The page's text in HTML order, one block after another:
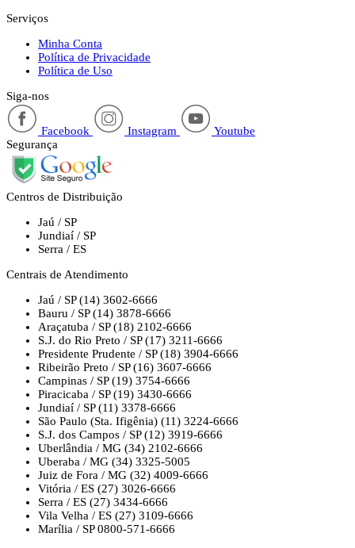
Serviços
Minha Conta
Política de Privacidade
Política de Uso
Siga-nos
Facebook Instagram
Youtube
Segurança
Centros de Distribuição
Jaú / SP
Jundiaí / SP
Serra / ES
Centrais de Atendimento
Jaú / SP (14) 3602-6666
Bauru / SP (14) 3878-6666
Araçatuba / SP (18) 2102-6666
S.J. do Rio Preto / SP (17) 3211-6666
Presidente Prudente / SP (18) 3904-6666
Ribeirão Preto / SP (16) 3607-6666
Campinas / SP (19) 3754-6666
Piracicaba / SP (19) 3430-6666
Jundiaí / SP (11) 3378-6666
São Paulo (Sta. Ifigênia) (11) 3224-6666
S.J. dos Campos / SP (12) 3919-6666
Uberlândia / MG (34) 2102-6666
Uberaba / MG (34) 3325-5005
Juiz de Fora / MG (32) 4009-6666
Vitória / ES (27) 3026-6666
Serra / ES (27) 3434-6666
Vila Velha / ES (27) 3109-6666
Marília / SP 0800-571-6666